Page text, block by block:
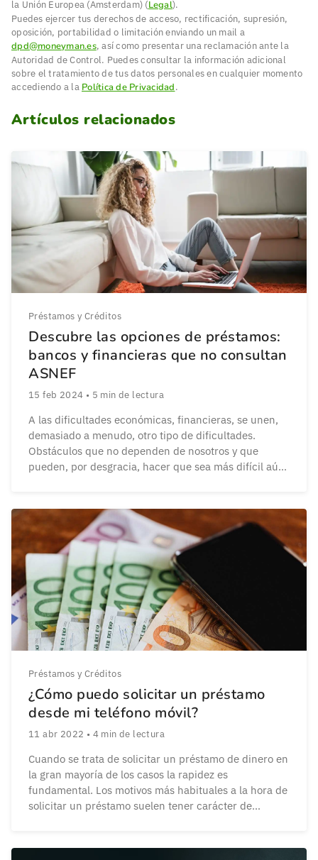
la Unión Europea (Amsterdam) (Legal).
Puedes ejercer tus derechos de acceso, rectificación, supresión,
oposición, portabilidad o limitación enviando un mail a
dpd@moneyman.es, así como presentar una reclamación ante la
Autoridad de Control. Puedes consultar la información adicional
sobre el tratamiento de tus datos personales en cualquier momento
accediendo a la Política de Privacidad.
Artículos relacionados
Préstamos y Créditos
Descubre las opciones de préstamos:
bancos y financieras que no consultan
ASNEF
15 feb 2024 • 5 min de lectura
A las dificultades económicas, financieras, se unen,
demasiado a menudo, otro tipo de dificultades.
Obstáculos que no dependen de nosotros y que
pueden, por desgracia, hacer que sea más difícil aún
conseguir prestamos aún estando en la lista […]
Préstamos y Créditos
¿Cómo puedo solicitar un préstamo
desde mi teléfono móvil?
11 abr 2022 • 4 min de lectura
Cuando se trata de solicitar un préstamo de dinero en
la gran mayoría de los casos la rapidez es
fundamental. Los motivos más habituales a la hora de
solicitar un préstamo suelen tener carácter de
es corregir un problema. […]